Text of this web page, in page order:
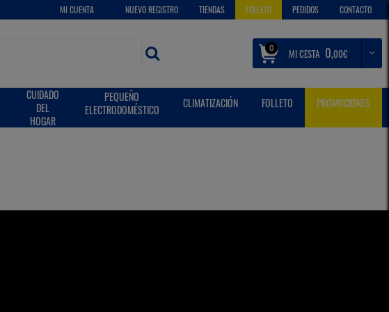
MI CUENTA NUEVO REGISTRO TIENDAS FOLLETO PEDIDOS CONTACTO
0 MI CESTA 0,00€
CUIDADO
DEL
HOGAR
PEQUEÑO
ELECTRODOMÉSTICO
CLIMATIZACIÓN FOLLETO PROMOCIONES